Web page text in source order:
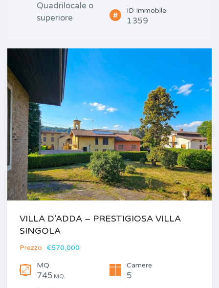
Quadrilocale o
superiore
ID Immobile
1359
VILLA D’ADDA – PRESTIGIOSA VILLA
SINGOLA
Prezzo €570,000
MQ
745 MQ.
Camere
5